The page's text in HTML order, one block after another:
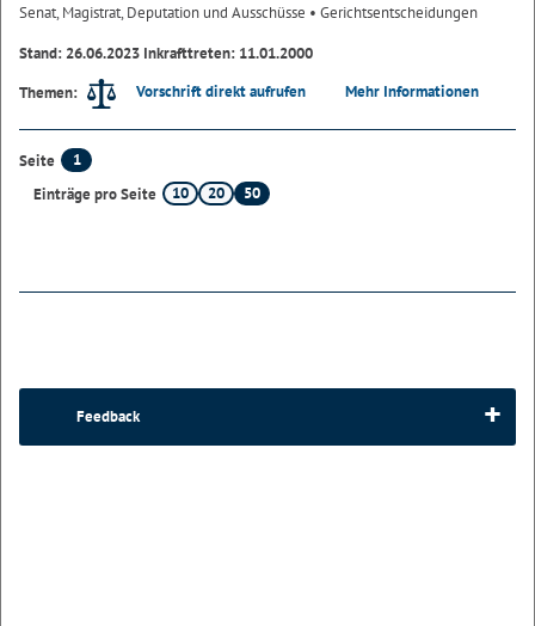
Senat, Magistrat, Deputation und Ausschüsse • Gerichtsentscheidungen
Stand: 26.06.2023 Inkrafttreten: 11.01.2000
Themen:
Vorschrift direkt aufrufen Mehr Informationen
Seite
1
Einträge pro Seite
10 20 50
Feedback